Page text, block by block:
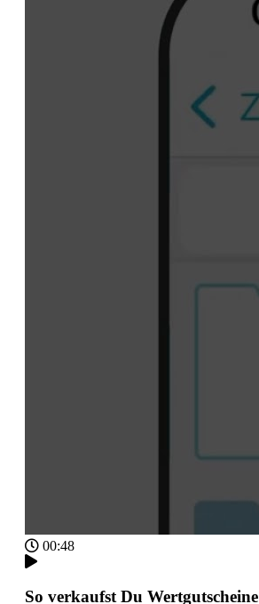
00:48
So verkaufst Du Wertgutscheine